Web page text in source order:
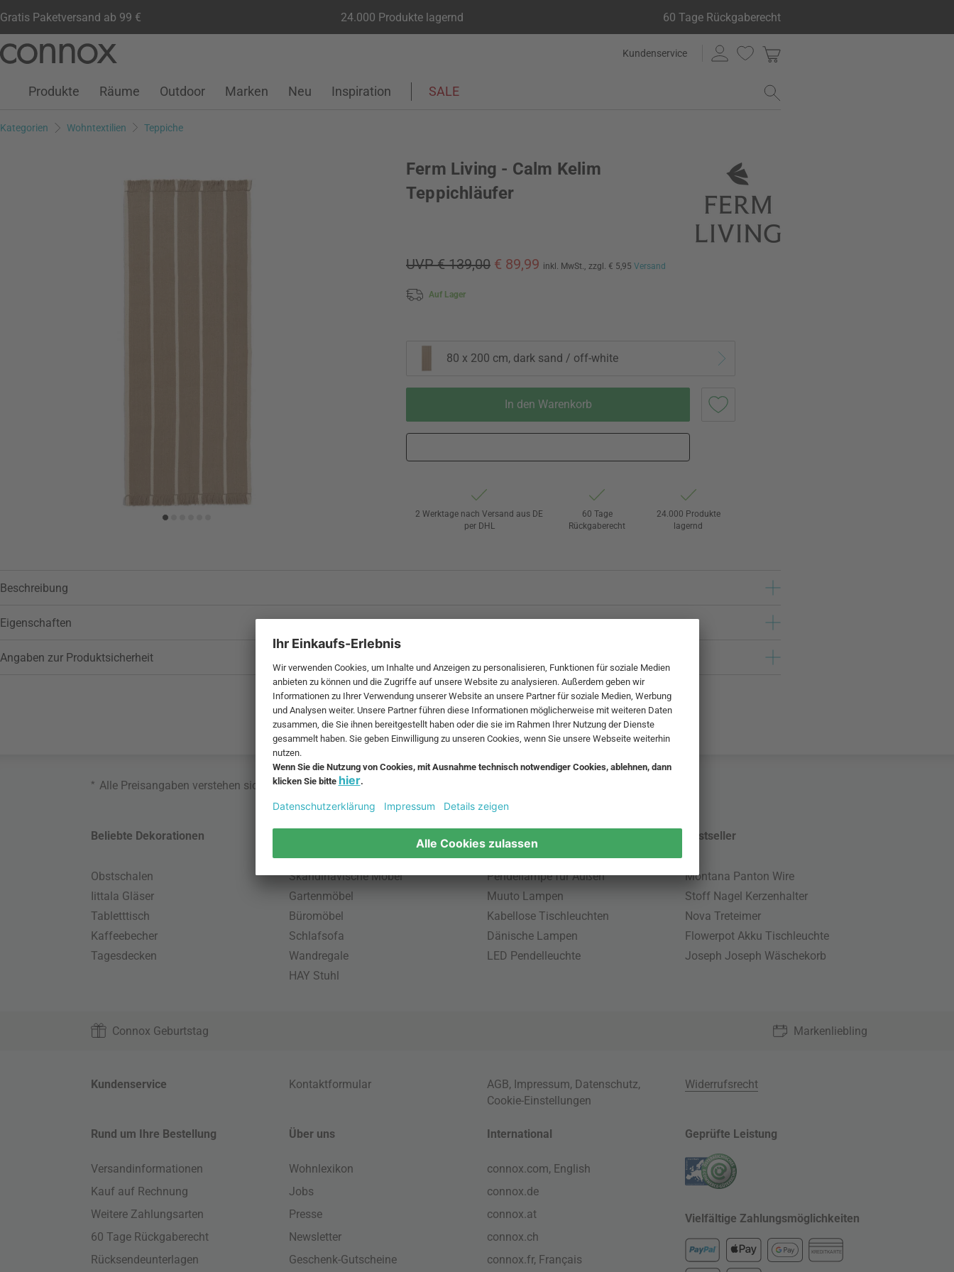
Gratis Paketversand ab 99 € 24.000 Produkte lagernd 60 Tage Rückgaberecht
Seiteninhalt
Suchfeld
Kundenservice
Kundenkonto
Wunschliste
Warenkorb
Produkte Räume Outdoor Marken Neu Inspiration SALE
Kategorien Wohntextilien Teppiche
Ferm Living - Calm Kelim
Teppichläufer
UVP € 139,00 € 89,99 inkl. MwSt., zzgl. € 5,95 Versand
Auf Lager
80 x 200 cm, dark sand / off-white
In den Warenkorb
2 Werktage nach Versand aus DE
per DHL
60 Tage
Rückgaberecht
24.000 Produkte
lagernd
Beschreibung
Eigenschaften
Angaben zur Produktsicherheit
* Alle Preisangaben verstehen sich inklusive MwSt. und zzgl.
Beliebte Dekorationen
Obstschalen
Iittala Gläser
Tabletttisch
Kaffeebecher
Tagesdecken
Skandinavische Möbel
Gartenmöbel
Büromöbel
Schlafsofa
Wandregale
HAY Stuhl
Beliebte Leuchten
Pendellampe für Außen
Muuto Lampen
Kabellose Tischleuchten
Dänische Lampen
LED Pendelleuchte
Bestseller
Montana Panton Wire
Stoff Nagel Kerzenhalter
Nova Treteimer
Flowerpot Akku Tischleuchte
Joseph Joseph Wäschekorb
Connox Geburtstag Markenliebling
Kundenservice Kontaktformular AGB, Impressum, Datenschutz,
Cookie-Einstellungen
Widerrufsrecht
Rund um Ihre Bestellung
Versandinformationen
Kauf auf Rechnung
Weitere Zahlungsarten
60 Tage Rückgaberecht
Rücksendeunterlagen
Über uns
Wohnlexikon
Jobs
Presse
Newsletter
Geschenk-Gutscheine
International
connox.com, English
connox.de
connox.at
connox.ch
connox.fr, Français
Geprüfte Leistung
Vielfältige Zahlungsmöglichkeiten
KREDITKARTE